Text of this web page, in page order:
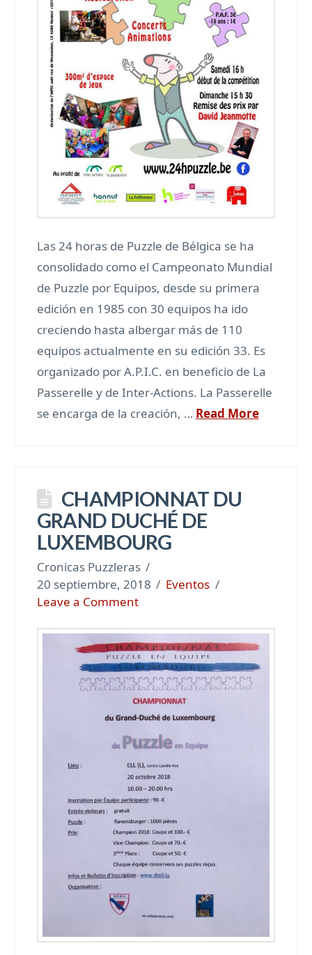
Las 24 horas de Puzzle de Bélgica se ha
consolidado como el Campeonato Mundial
de Puzzle por Equipos, desde su primera
edición en 1985 con 30 equipos ha ido
creciendo hasta albergar más de 110
equipos actualmente en su edición 33. Es
organizado por A.P.I.C. en beneficio de La
Passerelle y de Inter-Actions. La Passerelle
se encarga de la creación, … Read More
CHAMPIONNAT DU
GRAND DUCHÉ DE
LUXEMBOURG
Cronicas Puzzleras
20 septiembre, 2018
Eventos
Leave a Comment